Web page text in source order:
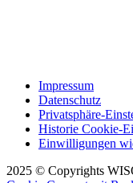
Impressum
Datenschutz
Privatsphäre-
Historie Cookie-
Einwilligungen
2025 © Copyrights